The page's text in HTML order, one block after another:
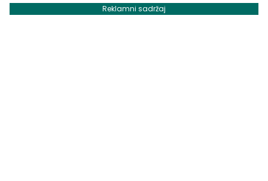
Reklamni sadržaj